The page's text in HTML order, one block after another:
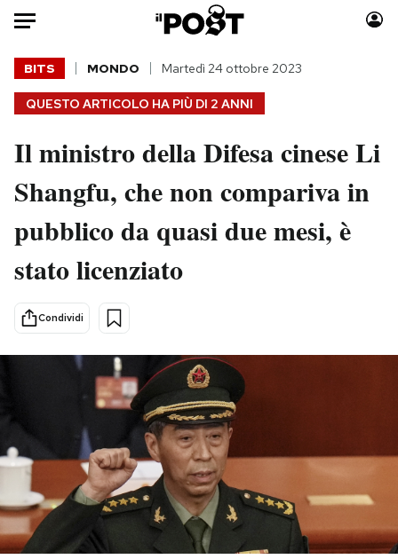
Auto
HOME
Italia
Politica
Tecnologia
Scienza
Cultura
Economia
Sport
Moda
Consumismi
Storie/Idee
Mondiali calcio 2026
PODCAST
NEWSLETTER
I MIEI PREFERITI
QUESTO ARTICOLO HA PIÙ DI 2 ANNI
BITS MONDO Martedì 24 ottobre 2023
Il ministro della Difesa cinese Li
Shangfu, che non compariva in
pubblico da quasi due mesi, è
stato licenziato
Condividi